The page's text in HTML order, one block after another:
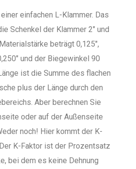
einfachen L-Klammer. Das
Schenkel der Klammer 2" und
beträgt 0,125",
und der Biegewinkel 90
ist die Summe des flachen
plus der Länge durch den
Aber berechnen Sie
oder auf der Außenseite
noch! Hier kommt der K-
K-Faktor ist der Prozentsatz
bei dem es keine Dehnung